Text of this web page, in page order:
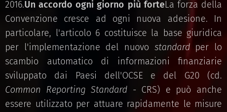
2016.Un accordo ogni giorno più forteLa forza della
Convenzione cresce ad ogni nuova adesione. In
particolare, l'articolo 6 costituisce la base giuridica
per l'implementazione del nuovo standardper lo
scambio automatico di informazioni finanziarie
sviluppato dai Paesi dell'OCSE e del G20 (cd.
Common Reporting Standard - CRS) e può anche
essere utilizzato per attuare rapidamente le misure